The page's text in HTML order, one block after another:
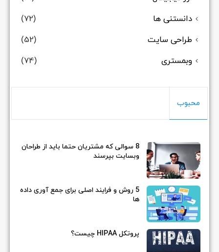
دانستنی ها
طراحی سایت
وبمستری
محبوب
8 سوالی که مشتریان حتما باید از طراحان
وبسایت بپرسند
5 روش و فرایند اصلی برای جمع آوری داده
ها
پروتکل HIPAA چیست؟